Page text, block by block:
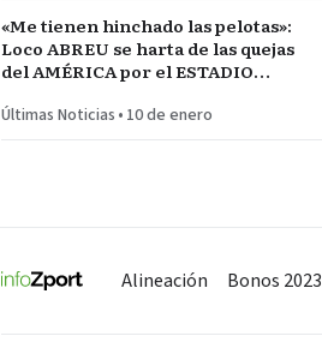
«Me tienen hinchado las pelotas»:
Loco ABREU se harta de las quejas
del AMÉRICA por el ESTADIO
Últimas Noticias • 10 de enero
Alineación Bonos 2023